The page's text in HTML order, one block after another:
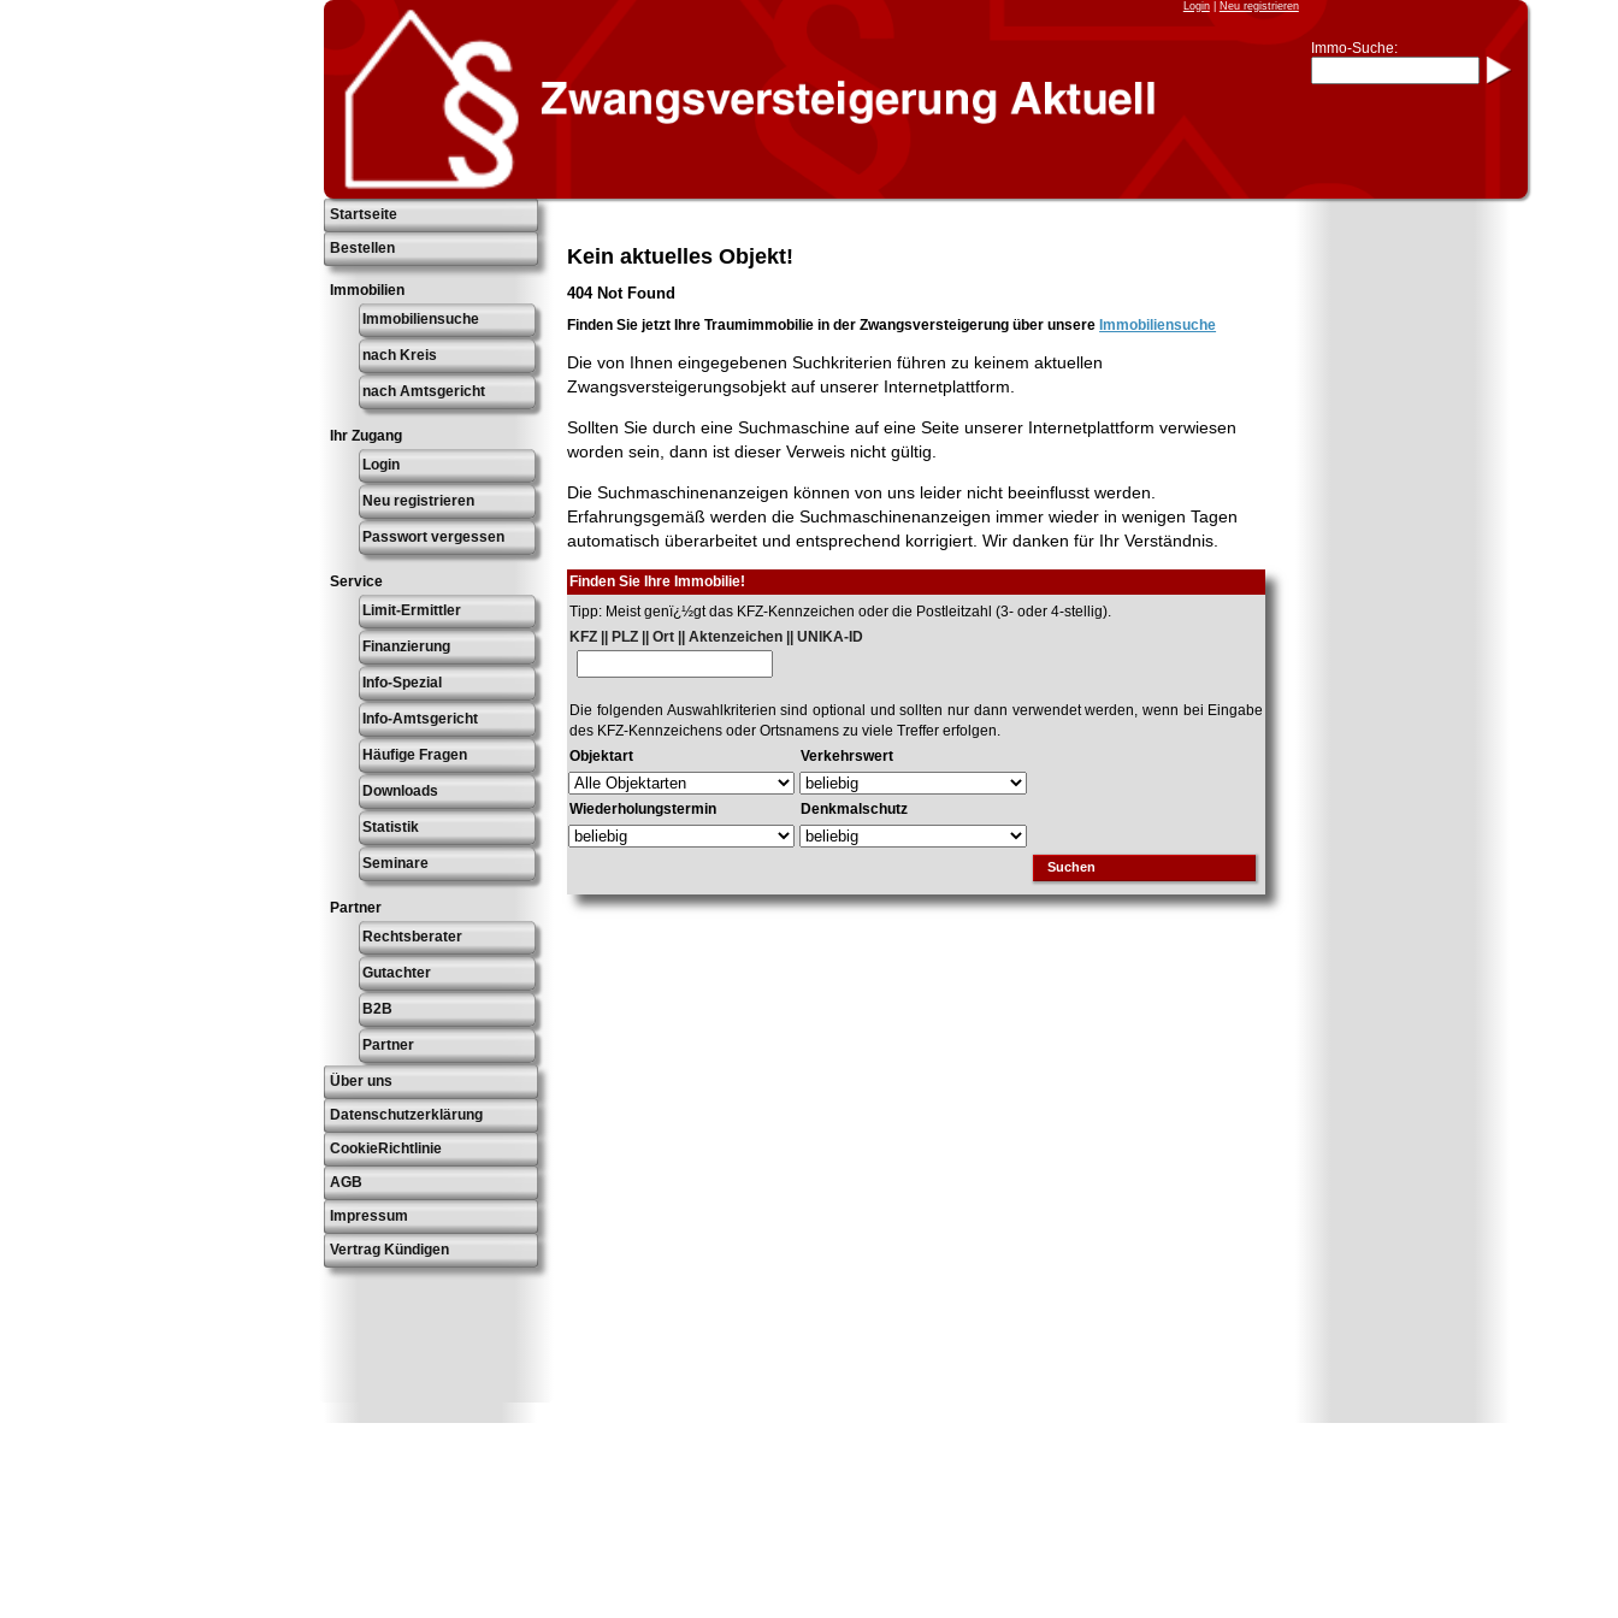
Login| Neu registrieren
Immo-Suche:
Startseite
Bestellen
Immobilien
Immobiliensuche
nach Kreis
nach Amtsgericht
Ihr Zugang
Login
Neu registrieren
Passwort vergessen
Service
Limit-Ermittler
Finanzierung
Info-Spezial
Info-Amtsgericht
Häufige Fragen
Downloads
Statistik
Seminare
Partner
Rechtsberater
Gutachter
B2B
Partner
Über uns
Datenschutzerklärung
CookieRichtlinie
AGB
Impressum
Vertrag Kündigen
Kein aktuelles Objekt!
404 Not Found
Finden Sie jetzt Ihre Traumimmobilie in der Zwangsversteigerung über unsereImmobiliensuche
Die von Ihnen eingegebenen Suchkriterien führen zu keinem aktuellen
Zwangsversteigerungsobjekt auf unserer Internetplattform.
Sollten Sie durch eine Suchmaschine auf eine Seite unserer Internetplattform verwiesen
worden sein, dann ist dieser Verweis nicht gültig.
Die Suchmaschinenanzeigen können von uns leider nicht beeinflusst werden.
Erfahrungsgemäß werden die Suchmaschinenanzeigen immer wieder in wenigen Tagen
automatisch überarbeitet und entsprechend korrigiert. Wir danken für Ihr Verständnis.
Finden Sie Ihre Immobilie!
Tipp: Meist genï¿½gt das KFZ-Kennzeichen oder die Postleitzahl (3- oder 4-stellig).
KFZ || PLZ || Ort || Aktenzeichen || UNIKA-ID
Die folgenden Auswahlkriterien sind optional und sollten nur dann verwendet werden, wenn bei Eingabe
des KFZ-Kennzeichens oder Ortsnamens zu viele Treffer erfolgen.
Objektart
Verkehrswert
Wiederholungstermin Denkmalschutz
Suchen